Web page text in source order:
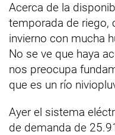
Acerca de la
temporada de riego,
invierno con mucha
No se ve que haya
nos preocupa
que es un río
Ayer el sistema
de demanda de